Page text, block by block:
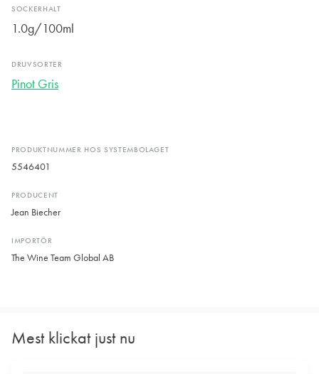
PRODUKTNUMMER HOS SYSTEMBOLAGET
5546401
PRODUCENT
Jean Biecher
IMPORTÖR
The Wine Team Global AB
SOCKERHALT
1.0g/100ml
DRUVSORTER
Pinot Gris
Mest klickat just nu